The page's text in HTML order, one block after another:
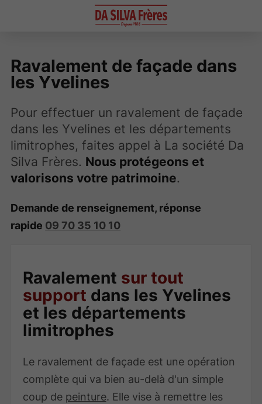
Ravalement de façade dans
les Yvelines
Pour effectuer un ravalement de façade
dans les Yvelines et les départements
limitrophes, faites appel à La société Da
Silva Frères. Nous protégeons et
valorisons votre patrimoine.
Demande de renseignement, réponse
rapide 09 70 35 10 10
Ravalement sur tout
support dans les Yvelines
et les départements
limitrophes
Le ravalement de façade est une opération
complète qui va bien au-delà d'un simple
coup de peinture. Elle vise à remettre les